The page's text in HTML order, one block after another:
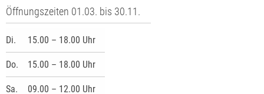
Öffnungszeiten 01.03. bis 30.11.
Di. 15.00 – 18.00 Uhr
Do. 15.00 – 18.00 Uhr
Sa. 09.00 – 12.00 Uhr